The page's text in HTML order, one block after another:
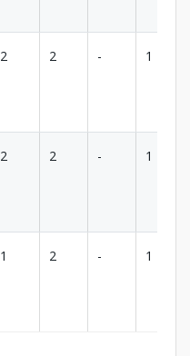
2 2 - 1
2 2 - 1
1 2 - 1